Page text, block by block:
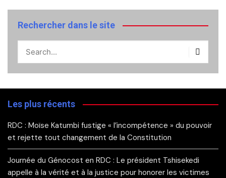
Rechercher dans le site
Les plus récents
RDC : Moïse Katumbi fustige « l’incompétence » du pouvoir
et rejette tout changement de la Constitution
Journée du Génocost en RDC : Le président Tshisekedi
appelle à la vérité et à la justice pour honorer les victimes